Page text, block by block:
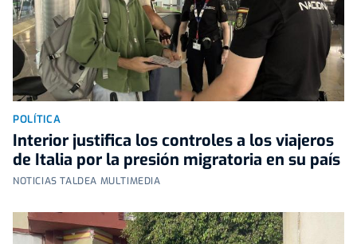
POLÍTICA
Interior justifica los controles a los viajeros
de Italia por la presión migratoria en su país
NOTICIAS TALDEA MULTIMEDIA